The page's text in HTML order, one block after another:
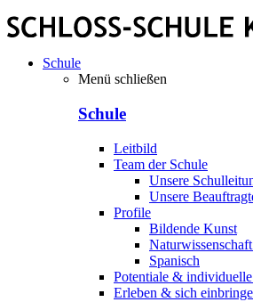
Schule
Menü schließen
Schule
Leitbild
Team der Schule
Unsere
Unsere
Profile
Bildende Kunst
Spanisch
Potentiale &
Erleben & sich